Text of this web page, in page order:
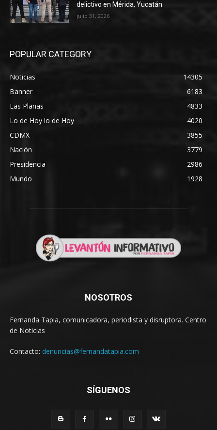
delictivo en Mérida, Yucatán
julio 31, 2026
POPULAR CATEGORY
Noticias
14305
Banner
6183
Las Planas
4833
Lo de Hoy lo de Hoy
4020
CDMX
3855
Nación
3779
Presidencia
2986
Mundo
1928
NOSOTROS
Fernanda Tapia, comunicadora, periodista y disruptora. Centro
de Noticias
Contacto: denuncias@fernandatapia.com
SÍGUENOS